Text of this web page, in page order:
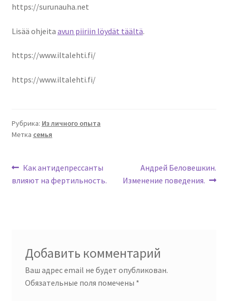
https://surunauha.net
Lisää ohjeita avun piiriin löydät täältä.
https://www.iltalehti.fi/
https://www.iltalehti.fi/
Рубрика: Из личного опыта
Метка семья
Навигация
по
Предыдущая
запись:
Как антидепрессанты
влияют на фертильность.
Следующая
запись:
Андрей Беловешкин.
Изменение поведения.
Добавить комментарий
Ваш адрес email не будет опубликован.
Обязательные поля помечены *